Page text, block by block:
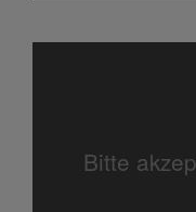
Bitte